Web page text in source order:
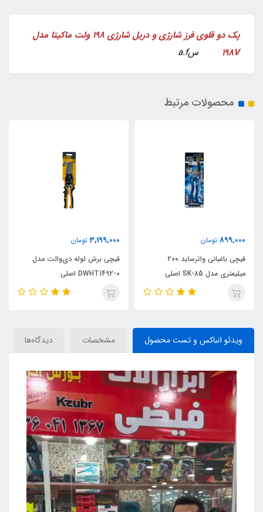
پک دو قلوی فرز شارژی و دریل شارژی 198 ولت ماکیتا مدل
198V
سa.f
محصولات مرتبط
899,000 تومان
قیچی باغبانی واترساید ۲۰۰
میلیمتری مدل SK-85 اصلی
3,199,000 تومان
قیچی برش لوله دی‌والت مدل
DWHT1492-0 اصلی
ویدئو انباکس و تست محصول مشخصات دیدگاه‌ها